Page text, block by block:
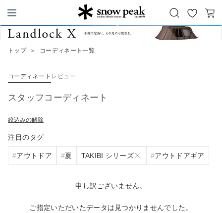
Snow Peak
お
気
カ
トップ ＞ コーディネート一覧
コーディネート レビュー
スタッフコーディネート
絞込みの解除
注目のタグ
アウトドア 夏 TAKIBI シリーズ アウトドアギア
申し訳ございません。
ご指定いただいたデータは見つかりませんでした。